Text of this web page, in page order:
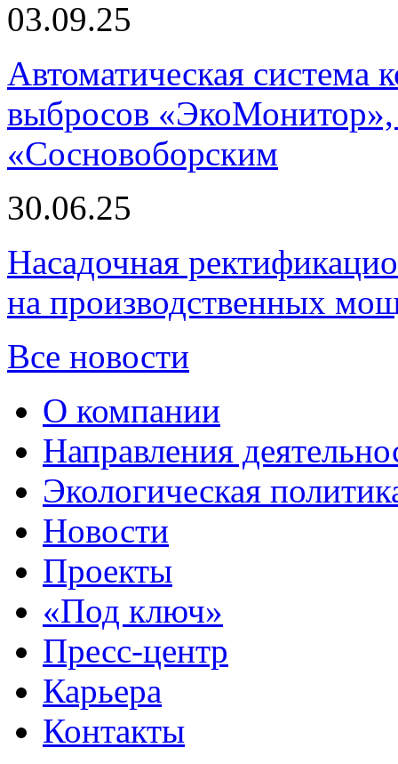
03.09.25
Автоматическая
выбросов «ЭкоМонитор»,
«Сосновоборским
30.06.25
Насадочная
на производственных
Все новости
О компании
Направления
Экологическая
Новости
Проекты
«Под ключ»
Пресс-центр
Карьера
Контакты